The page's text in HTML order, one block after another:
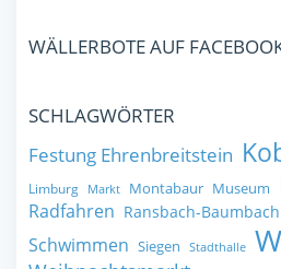
WÄLLERBOTE AUF
SCHLAGWÖRTER
Festung Ehrenbreitstein
Limburg Markt Montabaur Museum
Radfahren Ransbach-Baumbach
Schwimmen Siegen Stadthalle